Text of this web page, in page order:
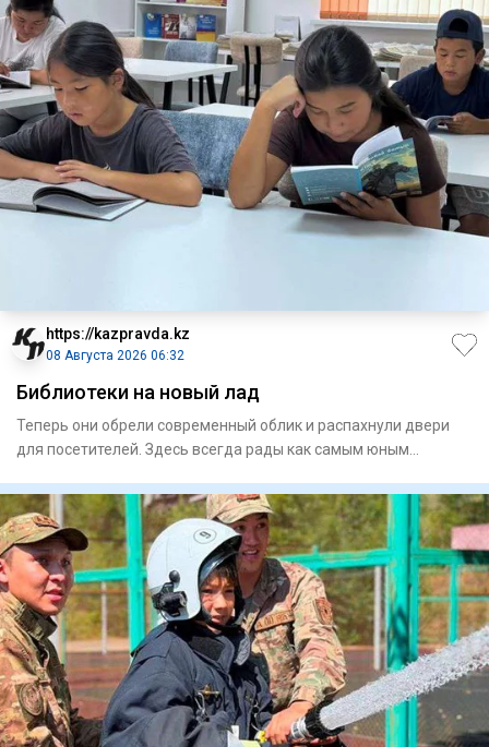
https://kazpravda.kz
08 Августа 2026 06:32
Библиотеки на новый лад
Теперь они обрели современный облик и распахнули двери
для посетителей. Здесь всегда рады как самым юным